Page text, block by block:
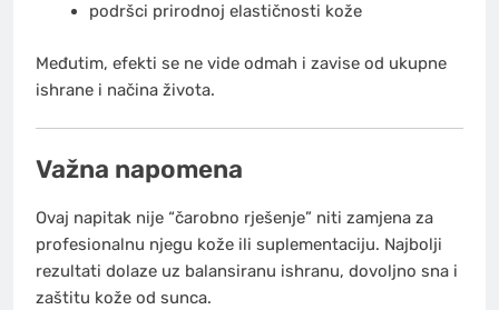
podršci prirodnoj elastičnosti kože
Međutim, efekti se ne vide odmah i zavise od ukupne
ishrane i načina života.
Važna napomena
Ovaj napitak nije “čarobno rješenje” niti zamjena za
profesionalnu njegu kože ili suplementaciju. Najbolji
rezultati dolaze uz balansiranu ishranu, dovoljno sna i
zaštitu kože od sunca.